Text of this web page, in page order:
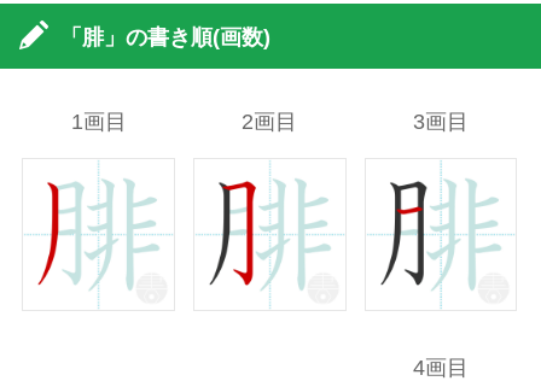
「腓」の書き順(画数)
1画目 2画目 3画目
4画目